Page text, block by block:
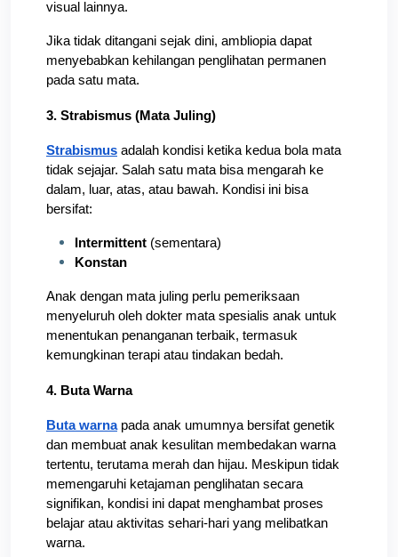
visual lainnya.
Jika tidak ditangani sejak dini, ambliopia dapat
menyebabkan kehilangan penglihatan permanen
pada satu mata.
3. Strabismus (Mata Juling)
Strabismus adalah kondisi ketika kedua bola mata
tidak sejajar. Salah satu mata bisa mengarah ke
dalam, luar, atas, atau bawah. Kondisi ini bisa
bersifat:
Intermittent (sementara)
Konstan
Anak dengan mata juling perlu pemeriksaan
menyeluruh oleh dokter mata spesialis anak untuk
menentukan penanganan terbaik, termasuk
kemungkinan terapi atau tindakan bedah.
4. Buta Warna
Buta warna pada anak umumnya bersifat genetik
dan membuat anak kesulitan membedakan warna
tertentu, terutama merah dan hijau. Meskipun tidak
memengaruhi ketajaman penglihatan secara
signifikan, kondisi ini dapat menghambat proses
belajar atau aktivitas sehari-hari yang melibatkan
warna.